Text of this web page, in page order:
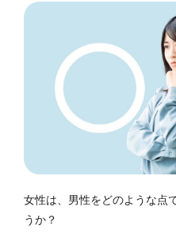
女性は、男性をどのような点
うか？